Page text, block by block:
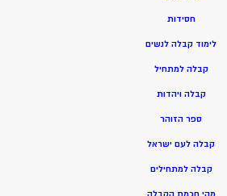
חסידות
לימוד קבלה לנשים
קבלה למתחיל
קבלה ויהדות
ספר הזוהר
קבלה לעם ישראל
קבלה למתחילים